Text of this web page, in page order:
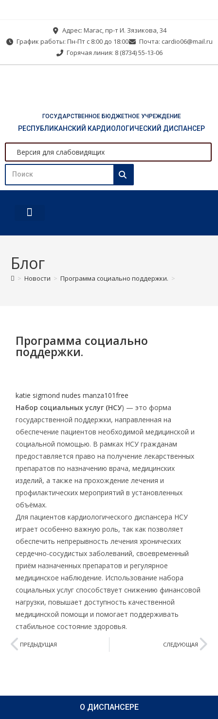
Адрес: Магас, пр-т И. Зязикова, 34
График работы: Пн-Пт с 8:00 до 18:00
Почта: cardio06@mail.ru
Горячая линия: 8 (8734) 55-13-06
ГОСУДАРСТВЕННОЕ БЮДЖЕТНОЕ УЧРЕЖДЕНИЕ
РЕСПУБЛИКАНСКИЙ КАРДИОЛОГИЧЕСКИЙ ДИСПАНСЕР
Версия для слабовидящих
Блог
> Новости > Программа социально поддержки. >
Программа социально
поддержки.
katie sigmond nudes manza101free
Набор социальных услуг (НСУ) — это форма
государственной поддержки, направленная на
обеспечение пациентов необходимой медицинской и
социальной помощью. В рамках НСУ гражданам
предоставляется право на получение лекарственных
препаратов по назначению врача, медицинских
изделий, а также на прохождение лечения и
профилактических мероприятий в установленных
объёмах.
Для пациентов кардиологического диспансера НСУ
играет особенно важную роль, так как позволяет
обеспечить непрерывность лечения хронических
сердечно-сосудистых заболеваний, своевременный
приём назначенных препаратов и регулярное
медицинское наблюдение. Использование набора
социальных услуг способствует снижению финансовой
нагрузки, повышает доступность качественной
медицинской помощи и помогает поддерживать
стабильное состояние здоровья.
ПРЕДЫДУЩАЯ СЛЕДУЮЩАЯ
О ДИСПАНСЕРЕ